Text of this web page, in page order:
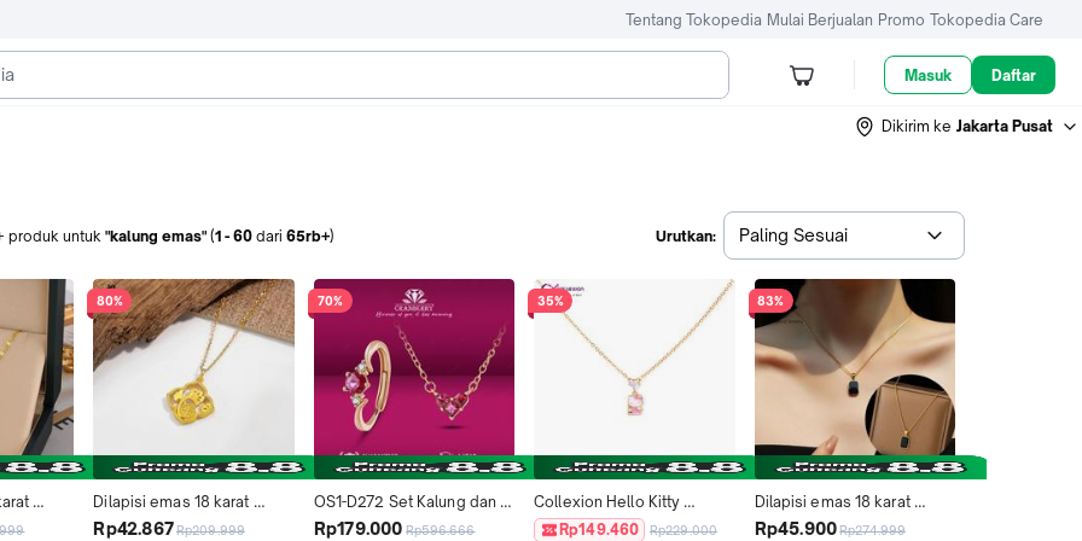
Tentang Tokopedia Mulai Berjualan Promo Tokopedia Care
Masuk Daftar
Dikirim ke Jakarta Pusat
produk untuk "kalung emas" (1 -60 dari 65rb+) Urutkan: Paling Sesuai
baja
80%
Dilapisi emas 18 karat
Lucky Clover Necklace,
Rp42.867Rp209.999
70%
OS1-D272 Set Kalung dan
Cincin Wanita Cranberry
Rp179.000 Rp596.666
35%
Collexion Hello Kitty
Strawberry Milkshake
Rp149.460 Rp229.000
83%
Dilapisi emas 18 karat
Kalung persegi hitam, baja
Rp45.900Rp274.999